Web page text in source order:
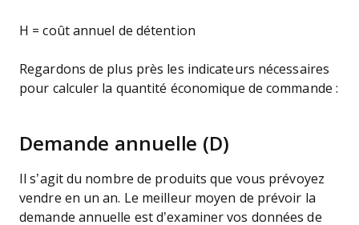
H = coût annuel de détention
Regardons de plus près les indicateurs nécessaires
pour calculer la quantité économique de commande :
Demande annuelle (D)
Il s’agit du nombre de produits que vous prévoyez
vendre en un an. Le meilleur moyen de prévoir la
demande annuelle est d’examiner vos données de